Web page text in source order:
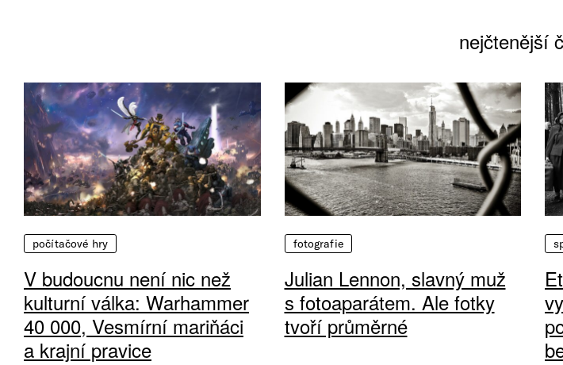
nejčtenější
počítačové hry
V budoucnu není nic než
kulturní válka: Warhammer
40 000, Vesmírní mariňáci
a krajní pravice
fotografie
Julian Lennon, slavný muž
s fotoaparátem. Ale fotky
tvoří průměrné